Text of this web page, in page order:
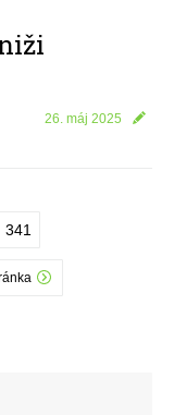
26. máj 2025
341